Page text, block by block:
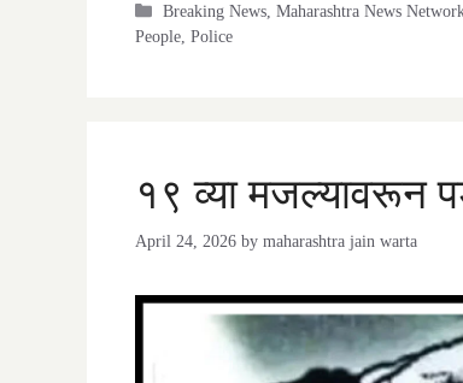
Categories
Breaking News ,Maharashtra News
People Police
१९ व्या मजल्यावरून
April 24, 2026 by maharashtra jain warta